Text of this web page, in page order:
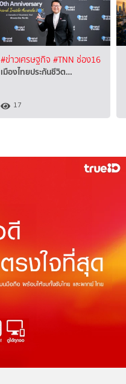
#ข่าวเศรษฐกิจ #TNN ช่อง16
เมืองไทยประกันชีวิต…
17